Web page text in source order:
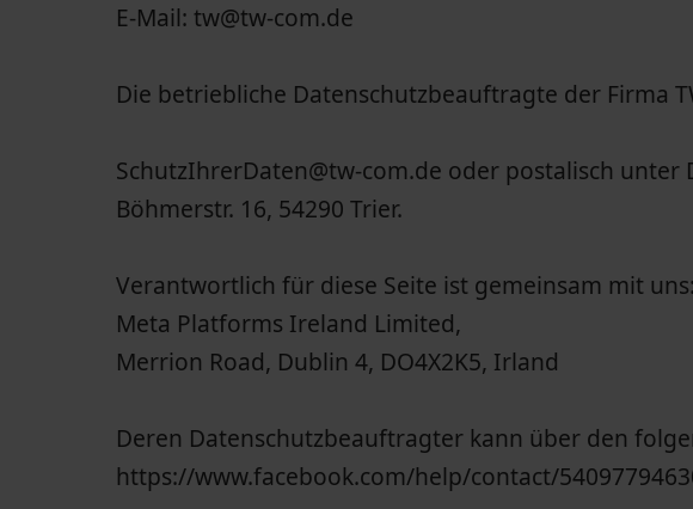
E-Mail: tw@tw-com.de
Die betriebliche Datenschutzbeauftragte der Firma
SchutzIhrerDaten@tw-com.de oder postalisch unter
Böhmerstr. 16, 54290 Trier.
Verantwortlich für diese Seite ist gemeinsam mit uns:
Meta Platforms Ireland Limited,
Merrion Road, Dublin 4, DO4X2K5, Irland
Deren Datenschutzbeauftragter kann über den
https://www.facebook.com/help/contact/